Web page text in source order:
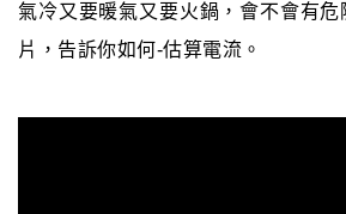
氣冷又要暖氣又要火鍋，會不會有
片，告訴你如何-估算電流。